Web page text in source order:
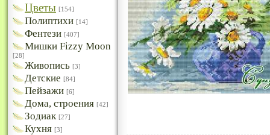
Цветы [154]
Полиптихи [14]
Фентези [407]
Мишки Fizzy Moon
[28]
Живопись [3]
Детские [84]
Пейзажи [6]
Дома, строения [42]
Зодиак [27]
Кухня [3]